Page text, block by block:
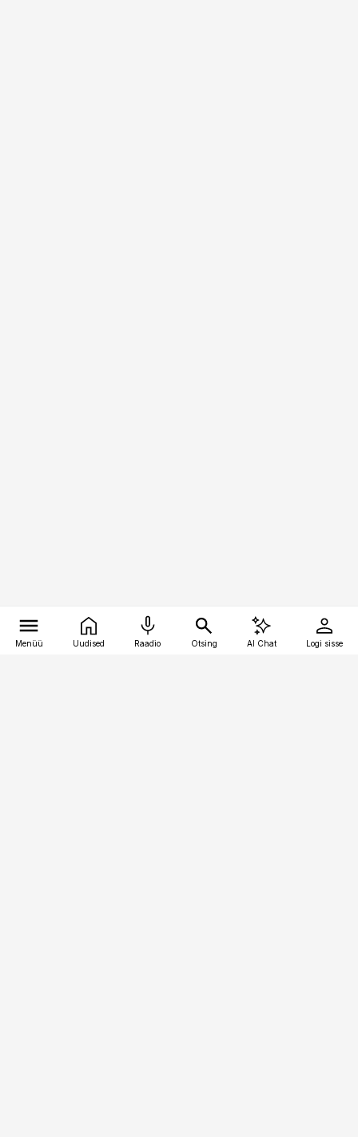
Menüü Uudised Raadio Otsing AI Chat Logi sisse